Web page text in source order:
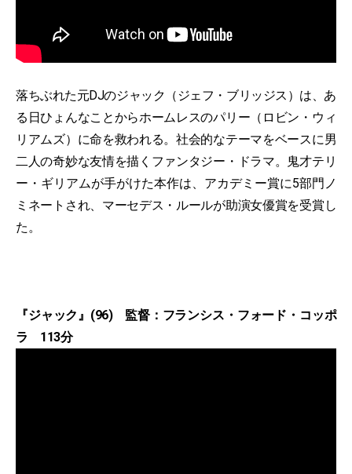
落ちぶれた元DJのジャック（ジェフ・ブリッジス）は、あ
る日ひょんなことからホームレスのパリー（ロビン・ウィ
リアムズ）に命を救われる。社会的なテーマをベースに男
二人の奇妙な友情を描くファンタジー・ドラマ。鬼才テリ
ー・ギリアムが手がけた本作は、アカデミー賞に5部門ノ
ミネートされ、マーセデス・ルールが助演女優賞を受賞し
た。
『ジャック』(96) 監督：フランシス・フォード・コッポ
ラ 113分